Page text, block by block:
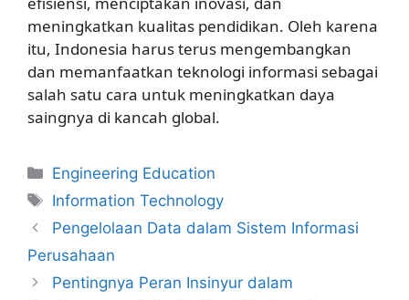
meningkatkan kualitas pendidikan. Oleh karena
itu, Indonesia harus terus mengembangkan
dan memanfaatkan teknologi informasi sebagai
salah satu cara untuk meningkatkan daya
saingnya di kancah global.
Kategori
Engineering Education
Tag
Information Technology
Pengelolaan Data dalam Sistem Informasi
Perusahaan
Pentingnya Peran Insinyur dalam